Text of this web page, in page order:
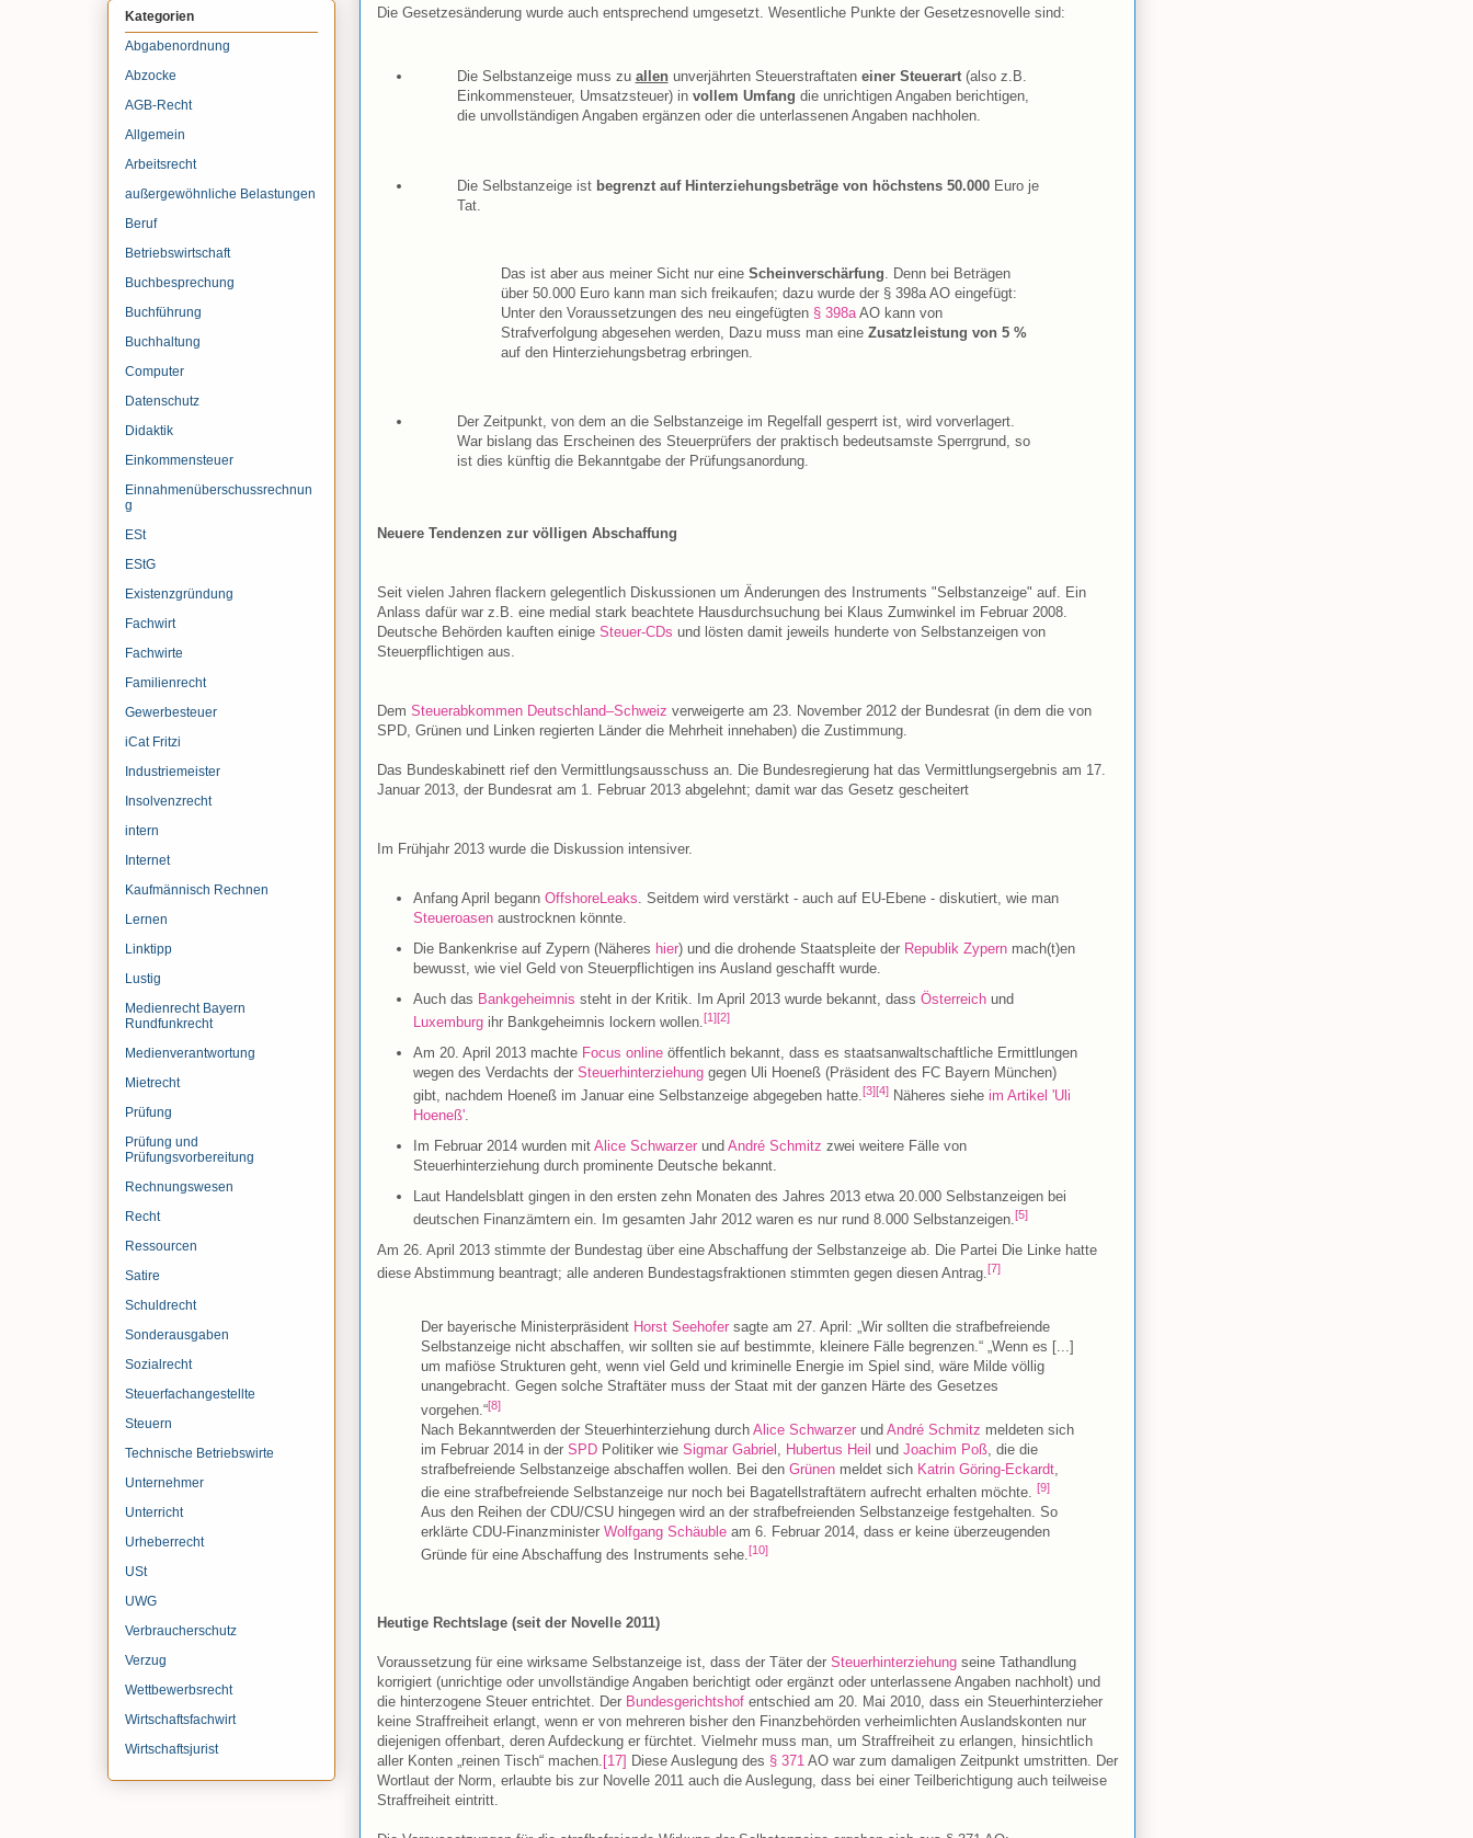
Die Gesetzesänderung wurde auch entsprechend umgesetzt. Wesentliche Punkte der Gesetzesnovelle sind:
Die Selbstanzeige muss zu allenunverjährten Steuerstraftaten einer Steuerart (also z.B.
Einkommensteuer, Umsatzsteuer) in vollem Umfang die unrichtigen Angaben berichtigen,
die unvollständigen Angaben ergänzen oder die unterlassenen Angaben nachholen.
Die Selbstanzeige ist begrenzt auf Hinterziehungsbeträge von höchstens 50.000 Euro je
Tat.
Das ist aber aus meiner Sicht nur eine Scheinverschärfung . Denn bei Beträgen
über 50.000 Euro kann man sich freikaufen; dazu wurde der § 398a AO eingefügt:
Unter den Voraussetzungen des neu eingefügten § 398aAO kann von
Strafverfolgung abgesehen werden, Dazu muss man eine Zusatzleistung von 5 %
auf den Hinterziehungsbetrag erbringen.
Der Zeitpunkt, von dem an die Selbstanzeige im Regelfall gesperrt ist, wird vorverlagert.
War bislang das Erscheinen des Steuerprüfers der praktisch bedeutsamste Sperrgrund, so
ist dies künftig die Bekanntgabe der Prüfungsanordung.
Neuere Tendenzen zur völligen Abschaffung
Seit vielen Jahren flackern gelegentlich Diskussionen um Änderungen des Instruments "Selbstanzeige" auf. Ein
Anlass dafür war z.B. eine medial stark beachtete Hausdurchsuchung bei Klaus Zumwinkel im Februar 2008.
Deutsche Behörden kauften einige Steuer-CDs und lösten damit jeweils hunderte von Selbstanzeigen von
Steuerpflichtigen aus.
Dem Steuerabkommen Deutschland–Schweiz verweigerte am 23. November 2012 der Bundesrat (in dem die von
SPD, Grünen und Linken regierten Länder die Mehrheit innehaben) die Zustimmung.
Das Bundeskabinett rief den Vermittlungsausschuss an. Die Bundesregierung hat das Vermittlungsergebnis am 17.
Januar 2013, der Bundesrat am 1. Februar 2013 abgelehnt; damit war das Gesetz gescheitert
Im Frühjahr 2013 wurde die Diskussion intensiver.
Anfang April begann OffshoreLeaks. Seitdem wird verstärkt - auch auf EU-Ebene - diskutiert, wie man
Steueroasenaustrocknen könnte.
Die Bankenkrise auf Zypern (Näheres hier) und die drohende Staatspleite der Republik Zypernmach(t)en
bewusst, wie viel Geld von Steuerpflichtigen ins Ausland geschafft wurde.
Auch das Bankgeheimnis steht in der Kritik. Im April 2013 wurde bekannt, dass Österreichund
Luxemburgihr Bankgeheimnis lockern wollen.[1][2]
Am 20. April 2013 machte Focus onlineöffentlich bekannt, dass es staatsanwaltschaftliche Ermittlungen
wegen des Verdachts der Steuerhinterziehunggegen Uli Hoeneß (Präsident des FC Bayern München)
gibt, nachdem Hoeneß im Januar eine Selbstanzeige abgegeben hatte.[3][4]Näheres siehe im Artikel 'Uli
Hoeneß'.
Im Februar 2014 wurden mit Alice Schwarzerund André Schmitz zwei weitere Fälle von
Steuerhinterziehung durch prominente Deutsche bekannt.
Laut Handelsblatt gingen in den ersten zehn Monaten des Jahres 2013 etwa 20.000 Selbstanzeigen bei
deutschen Finanzämtern ein. Im gesamten Jahr 2012 waren es nur rund 8.000 Selbstanzeigen.[5]
Am 26. April 2013 stimmte der Bundestag über eine Abschaffung der Selbstanzeige ab. Die Partei Die Linke hatte
diese Abstimmung beantragt; alle anderen Bundestagsfraktionen stimmten gegen diesen Antrag.[7]
Der bayerische Ministerpräsident Horst Seehofer sagte am 27. April: „Wir sollten die strafbefreiende
Selbstanzeige nicht abschaffen, wir sollten sie auf bestimmte, kleinere Fälle begrenzen.“ „Wenn es [...]
um mafiöse Strukturen geht, wenn viel Geld und kriminelle Energie im Spiel sind, wäre Milde völlig
unangebracht. Gegen solche Straftäter muss der Staat mit der ganzen Härte des Gesetzes
vorgehen.“[8]
Nach Bekanntwerden der Steuerhinterziehung durch Alice Schwarzer und André Schmitz meldeten sich
im Februar 2014 in der SPD Politiker wie Sigmar Gabriel Hubertus Heil und Joachim Poß , die die
strafbefreiende Selbstanzeige abschaffen wollen. Bei den Grünen meldet sich Katrin Göring-Eckardt
die eine strafbefreiende Selbstanzeige nur noch bei Bagatellstraftätern aufrecht erhalten möchte.
[9]
Aus den Reihen der CDU/CSU hingegen wird an der strafbefreienden Selbstanzeige festgehalten. So
erklärte CDU-Finanzminister Wolfgang Schäuble am 6. Februar 2014, dass er keine überzeugenden
Gründe für eine Abschaffung des Instruments sehe.[10]
Heutige Rechtslage (seit der Novelle 2011)
Voraussetzung für eine wirksame Selbstanzeige ist, dass der Täter der Steuerhinterziehung seine Tathandlung
korrigiert (unrichtige oder unvollständige Angaben berichtigt oder ergänzt oder unterlassene Angaben nachholt) und
die hinterzogene Steuer entrichtet. Der Bundesgerichtshof entschied am 20. Mai 2010, dass ein Steuerhinterzieher
keine Straffreiheit erlangt, wenn er von mehreren bisher den Finanzbehörden verheimlichten Auslandskonten nur
diejenigen offenbart, deren Aufdeckung er fürchtet. Vielmehr muss man, um Straffreiheit zu erlangen, hinsichtlich
aller Konten „reinen Tisch“ machen. [17] Diese Auslegung des § 371 AO war zum damaligen Zeitpunkt umstritten. Der
Wortlaut der Norm, erlaubte bis zur Novelle 2011 auch die Auslegung, dass bei einer Teilberichtigung auch teilweise
Straffreiheit eintritt.
Kategorien
Abgabenordnung
Abzocke
AGB-Recht
Allgemein
Arbeitsrecht
außergewöhnliche Belastungen
Beruf
Betriebswirtschaft
Buchbesprechung
Buchführung
Buchhaltung
Computer
Datenschutz
Didaktik
Einkommensteuer
Einnahmenüberschussrechnun
g
ESt
EStG
Existenzgründung
Fachwirt
Fachwirte
Familienrecht
Gewerbesteuer
iCat Fritzi
Industriemeister
Insolvenzrecht
intern
Internet
Kaufmännisch Rechnen
Lernen
Linktipp
Lustig
Medienrecht Bayern
Rundfunkrecht
Medienverantwortung
Mietrecht
Prüfung
Prüfung und
Prüfungsvorbereitung
Rechnungswesen
Recht
Ressourcen
Satire
Schuldrecht
Sonderausgaben
Sozialrecht
Steuerfachangestellte
Steuern
Technische Betriebswirte
Unternehmer
Unterricht
Urheberrecht
USt
UWG
Verbraucherschutz
Verzug
Wettbewerbsrecht
Wirtschaftsfachwirt
Wirtschaftsjurist